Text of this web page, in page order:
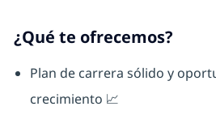
¿Qué te ofrecemos?
Plan de carrera sólido y
crecimiento 📈